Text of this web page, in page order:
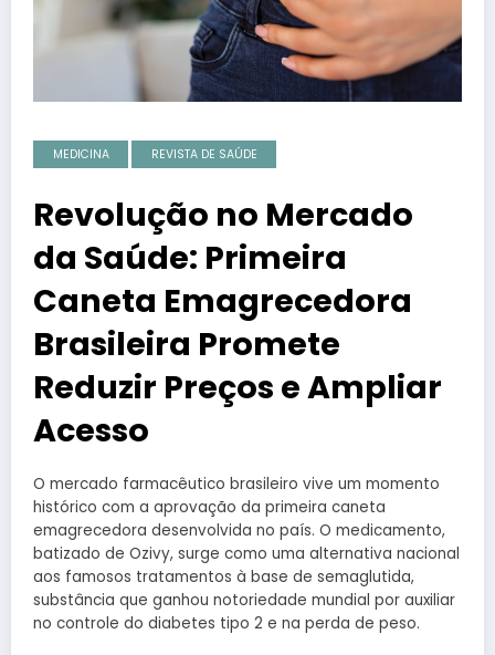
MEDICINA REVISTA DE SAÚDE
Revolução no Mercado
da Saúde: Primeira
Caneta Emagrecedora
Brasileira Promete
Reduzir Preços e Ampliar
Acesso
O mercado farmacêutico brasileiro vive um momento
histórico com a aprovação da primeira caneta
emagrecedora desenvolvida no país. O medicamento,
batizado de Ozivy, surge como uma alternativa nacional
aos famosos tratamentos à base de semaglutida,
substância que ganhou notoriedade mundial por auxiliar
no controle do diabetes tipo 2 e na perda de peso.